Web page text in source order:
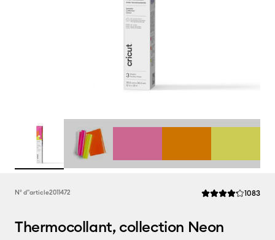
N° d''article2011472 La note moyenne
1083
Thermocollant, collection Neon